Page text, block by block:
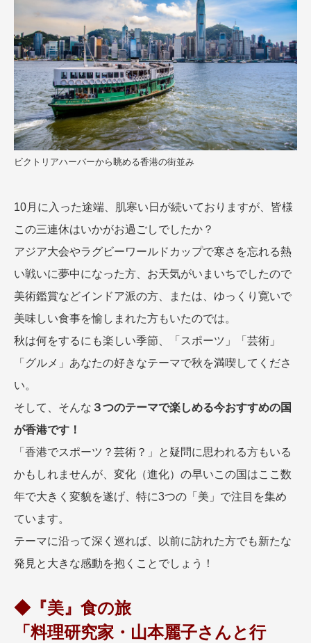
ゴールデンウィーク
お盆・夏休み
年末年始
ブランド
“知究”紀行
GRAND'EX
夢の休日 | 海外旅行
目的・テーマから探す
美術鑑賞
名門・名物ホテルに泊まる
特別企画
グルメ
リゾート
一都市滞在
お祭り・イベント
絶景
日系航空会社で行く
世界遺産を訪れる
野生動物に出合う
オーロラ
クルーズ
音楽鑑賞
名画鑑賞
お花・紅葉
鉄道の旅
専任ガイド・講師同行の旅
1名様からの旅
ラ・プルミエール（エールフランス
ブランド
夢の休日 煌
夢の休日 国内旅行
四季彩紀行
目的・テーマから探す
紅葉
花火
祭り
季節の風景
特別企画
ラグジュアリーバスでめぐる
TWILIGHT EXPRESS 瑞風
美食・旬の味覚を味わう
アドベンチャーツーリズム・ウォー
芸術鑑賞（美術、音楽）・講師同行
の旅
ビクトリアハーバーから眺める香港の街並み
10月に入った途端、肌寒い日が続いておりますが、皆様
この三連休はいかがお過ごしでしたか？
アジア大会やラグビーワールドカップで寒さを忘れる熱
い戦いに夢中になった方、お天気がいまいちでしたので
美術鑑賞などインドア派の方、または、ゆっくり寛いで
美味しい食事を愉しまれた方もいたのでは。
秋は何をするにも楽しい季節、「スポーツ」「芸術」
「グルメ」あなたの好きなテーマで秋を満喫してくださ
い。
そして、そんな ３つのテーマで楽しめる今おすすめの国
が香港です！
「香港でスポーツ？芸術？」と疑問に思われる方もいる
かもしれませんが、変化（進化）の早いこの国はここ数
年で大きく変貌を遂げ、特に3つの「美」で注目を集め
ています。
テーマに沿って深く巡れば、以前に訪れた方でも新たな
発見と大きな感動を抱くことでしょう！
◆『美』食の旅
「料理研究家・山本麗子さんと行